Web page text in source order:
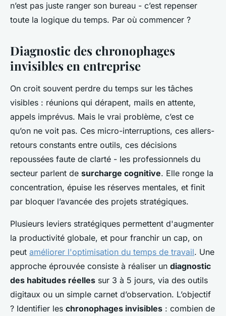
n’est pas juste ranger son bureau - c’est repenser
toute la logique du temps. Par où commencer ?
Diagnostic des chronophages
invisibles en entreprise
On croit souvent perdre du temps sur les tâches
visibles : réunions qui dérapent, mails en attente,
appels imprévus. Mais le vrai problème, c’est ce
qu’on ne voit pas. Ces micro-interruptions, ces allers-
retours constants entre outils, ces décisions
repoussées faute de clarté - les professionnels du
secteur parlent de surcharge cognitive. Elle ronge la
concentration, épuise les réserves mentales, et finit
par bloquer l’avancée des projets stratégiques.
Plusieurs leviers stratégiques permettent d'augmenter
la productivité globale, et pour franchir un cap, on
peut améliorer l'optimisation du temps de travail. Une
approche éprouvée consiste à réaliser un diagnostic
des habitudes réelles sur 3 à 5 jours, via des outils
digitaux ou un simple carnet d’observation. L’objectif
? Identifier les chronophages invisibles : combien de